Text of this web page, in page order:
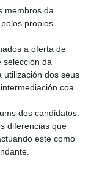
membros da
propios
a oferta de
selección da
utilización dos seus
coa
dos candidatos.
diferencias que
este como